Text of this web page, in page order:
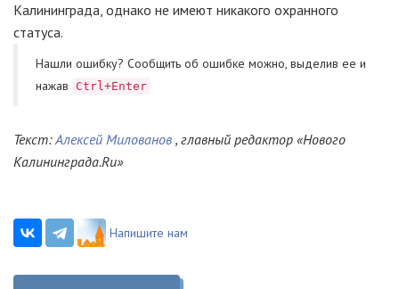
Калининграда, однако не имеют никакого охранного
статуса.
Нашли ошибку? Cообщить об ошибке можно, выделив ее и
нажав
Ctrl+Enter
Текст:Алексей Милованов , главный редактор «Нового
Калининграда.Ru»
Напишите нам